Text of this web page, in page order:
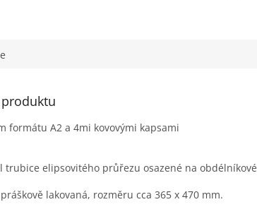
formátu A2 a 4mi kovovými kapsami
trubice elipsovitého průřezu osazené na obdélníkové
lakovaná, rozměru cca 365 x 470 mm.